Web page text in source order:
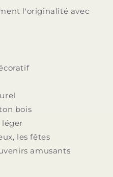
l'originalité avec
bois
léger
les fêtes
amusants